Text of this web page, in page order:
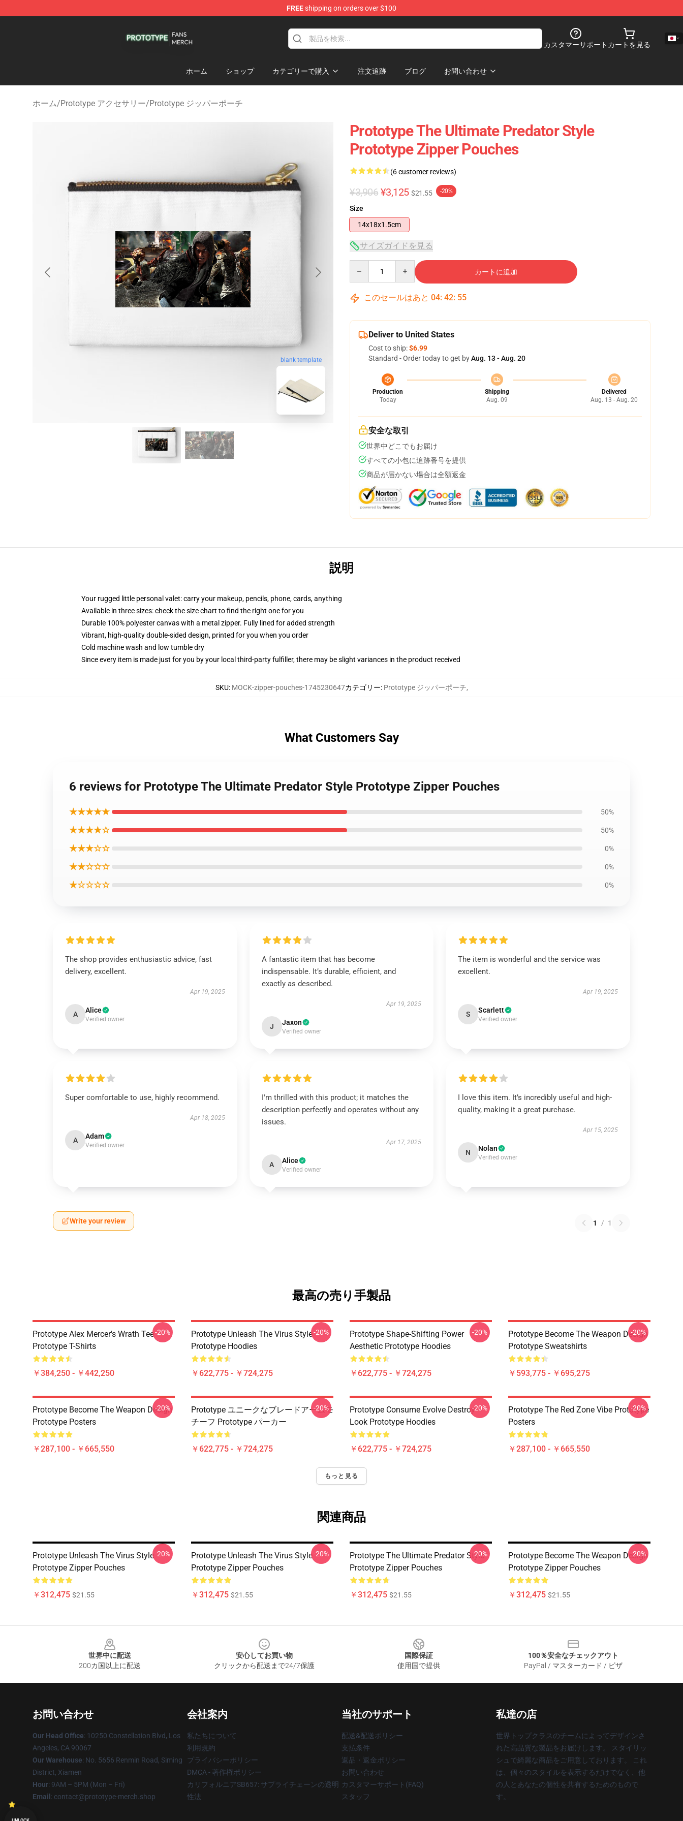
FREEshipping on orders over $100
カスタマーサポート カートを見る
ホーム ショップ カテゴリーで購入 注文追跡 ブログ お問い合わせ
ホーム/Prototype アクセサリー/Prototype ジッパーポーチ
blank template
Prototype The Ultimate Predator Style
Prototype Zipper Pouches
(6 customer reviews)
¥3,906 ¥3,125 $21.55 -20%
Size
14x18x1.5cm
サイズガイドを見る
カートに追加
このセールはあと 04: 42: 55
Deliver to United States
Cost to ship:$6.99
Standard - Order today to get byAug. 13 - Aug. 20
Production
Today
Shipping
Aug. 09
Delivered
Aug. 13 - Aug. 20
安全な取引
世界中どこでもお届け
すべての小包に追跡番号を提供
商品が届かない場合は全額返金
説明
Your rugged little personal valet: carry your makeup, pencils, phone, cards, anything
Available in three sizes: check the size chart to find the right one for you
Durable 100% polyester canvas with a metal zipper. Fully lined for added strength
Vibrant, high-quality double-sided design, printed for you when you order
Cold machine wash and low tumble dry
Since every item is made just for you by your local third-party fulfiller, there may be slight variances in the product received
SKU: MOCK-zipper-pouches-1745230647カテゴリー: Prototype ジッパーポーチ,
What Customers Say
6 reviews for Prototype The Ultimate Predator Style Prototype Zipper Pouches
★★★★★ 50%
★★★★☆ 50%
★★★☆☆ 0%
★★☆☆☆ 0%
★☆☆☆☆ 0%
The shop provides enthusiastic advice, fast
delivery, excellent.
Apr 19, 2025
A Alice
Verified owner
A fantastic item that has become
indispensable. It’s durable, efficient, and
exactly as described.
Apr 19, 2025
J Jaxon
Verified owner
The item is wonderful and the service was
excellent.
Apr 19, 2025
S Scarlett
Verified owner
Super comfortable to use, highly recommend.
Apr 18, 2025
A Adam
Verified owner
I'm thrilled with this product; it matches the
description perfectly and operates without any
issues.
Apr 17, 2025
A Alice
Verified owner
I love this item. It’s incredibly useful and high-
quality, making it a great purchase.
Apr 15, 2025
N Nolan
Verified owner
Write your review 1 / 1
最高の売り手製品
Prototype Alex Mercer's Wrath Tee
Prototype T-Shirts
￥384,250 - ￥442,250
-20%
Prototype Unleash The Virus Style
Prototype Hoodies
￥622,775 - ￥724,275
-20%
Prototype Shape-Shifting Power
Aesthetic Prototype Hoodies
￥622,775 - ￥724,275
-20%
Prototype Become The Weapon Design
Prototype Sweatshirts
￥593,775 - ￥695,275
-20%
Prototype Become The Weapon Design
Prototype Posters
￥287,100 - ￥665,550
-20%
Prototype ユニークなブレードアームモ
チーフ Prototype パーカー
￥622,775 - ￥724,275
-20%
Prototype Consume Evolve Destroy
Look Prototype Hoodies
￥622,775 - ￥724,275
-20%
Prototype The Red Zone Vibe Prototype
Posters
￥287,100 - ￥665,550
-20%
もっと見る
関連商品
Prototype Unleash The Virus Style
Prototype Zipper Pouches
￥312,475 $21.55
-20%
Prototype Unleash The Virus Style
Prototype Zipper Pouches
￥312,475 $21.55
-20%
Prototype The Ultimate Predator Style
Prototype Zipper Pouches
￥312,475 $21.55
-20%
Prototype Become The Weapon Design
Prototype Zipper Pouches
￥312,475 $21.55
-20%
世界中に配送
200カ国以上に配送
安心してお買い物
クリックから配送まで24/7保護
国際保証
使用国で提供
100％安全なチェックアウト
PayPal / マスターカード / ビザ
お問い合わせ
Our Head Office: 10250 Constellation Blvd, Los
Angeles, CA 90067
Our Warehouse: No. 5656 Renmin Road, Siming
District, Xiamen
Hour: 9AM – 5PM (Mon – Fri)
Email : contact@prototype-merch.shop
会社案内
私たちについて
利用規約
プライバシーポリシー
DMCA - 著作権ポリシー
カリフォルニアSB657: サプライチェーンの透明
性法
当社のサポート
配送&配送ポリシー
支払条件
返品・返金ポリシー
お問い合わせ
カスタマーサポート(FAQ)
スタッフ
私達の店
世界トップクラスのチームによってデザインさ
れた高品質な製品をお届けします。 スタイリッ
シュで綺麗な商品をご用意しております。 これ
は、個々のスタイルを表示するだけでなく、他
の人とあなたの個性を共有するためのもので
す。